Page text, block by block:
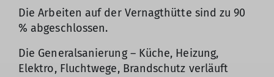
Die Arbeiten auf der Vernagthütte sind zu 90
% abgeschlossen.
Die Generalsanierung – Küche, Heizung,
Elektro, Fluchtwege, Brandschutz verläuft